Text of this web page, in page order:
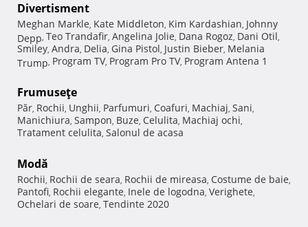
Divertisment
Meghan Markle, Kate Middleton, Kim Kardashian, Johnny
Depp, Teo Trandafir, Angelina Jolie, Dana Rogoz, Dani Otil,
Smiley, Andra, Delia, Gina Pistol, Justin Bieber, Melania
Trump, Program TV, Program Pro TV, Program Antena 1
Frumuseţe
Păr, Rochii, Unghii, Parfumuri, Coafuri, Machiaj, Sani,
Manichiura, Sampon, Buze, Celulita, Machiaj ochi,
Tratament celulita, Salonul de acasa
Modă
Rochii, Rochii de seara, Rochii de mireasa, Costume de baie,
Pantofi, Rochii elegante, Inele de logodna, Verighete,
Ochelari de soare, Tendinte 2020